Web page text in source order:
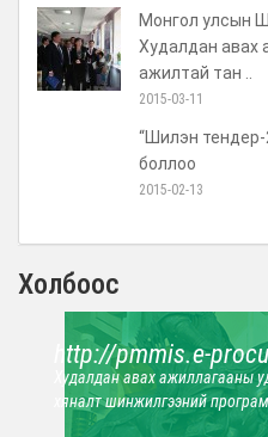
Монгол улсын
Худалдан авах
ажилтай тан ..
2015-03-11
“Шилэн
боллоо
2015-02-13
Холбоос
http://pmmis.e-
Худалдан авах ажиллагааны
хяналт шинжилгээний програм